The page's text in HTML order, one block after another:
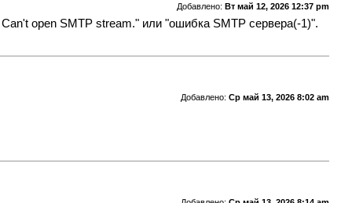
Добавлено: Вт май 12, 2026 12:37 pm
open SMTP stream." или "ошибка SMTP сервера(-1)".
Добавлено: Ср май 13, 2026 8:02 am